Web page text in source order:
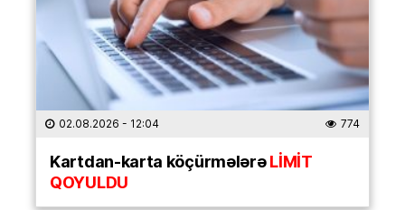
02.08.2026 - 12:04 774
Kartdan-karta köçürmələrəLİMİT
QOYULDU